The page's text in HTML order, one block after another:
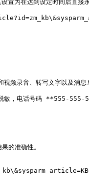
为在达到设定时间后直接
频录音、转写文字以及消息
脱敏，电话号码 **555-
的准确性。